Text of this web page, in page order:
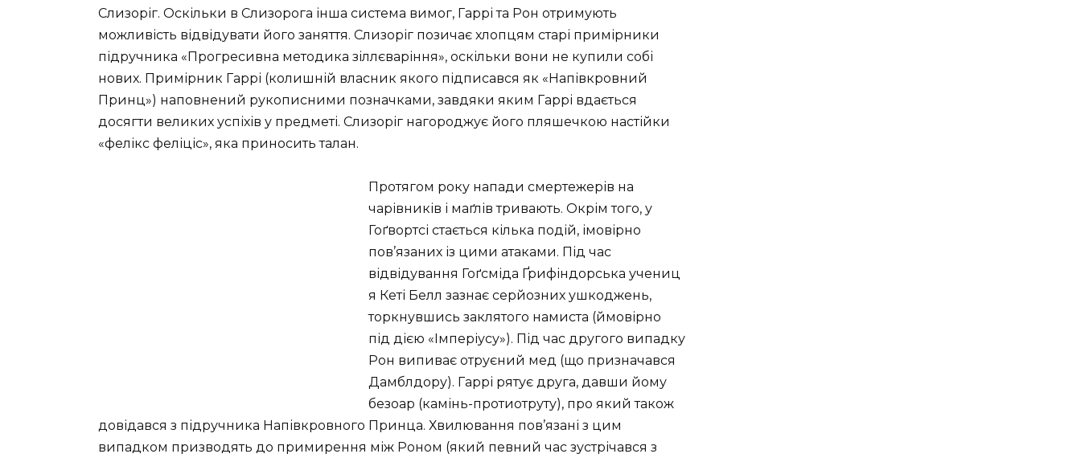
Слизоріг. Оскільки в Слизорога інша система вимог, Гаррі та Рон отримують
можливість відвідувати його заняття. Слизоріг позичає хлопцям старі примірники
підручника «Прогресивна методика зіллєваріння», оскільки вони не купили собі
нових. Примірник Гаррі (колишній власник якого підписався як «Напівкровний
Принц») наповнений рукописними позначками, завдяки яким Гаррі вдається
досягти великих успіхів у предметі. Слизоріг нагороджує його пляшечкою настійки
«фелікс феліціс», яка приносить талан.
Протягом року напади смертежерів на
чарівників і маґлів тривають. Окрім того, у
Гоґвортсі стається кілька подій, імовірно
пов’язаних із цими атаками. Під час
відвідування Гоґсміда Ґрифіндорська учениц
я Кеті Белл зазнає серйозних ушкоджень,
торкнувшись заклятого намиста (ймовірно
під дією «Імперіусу»). Під час другого випадку
Рон випиває отруєний мед (що призначався
Дамблдору). Гаррі рятує друга, давши йому
безоар (камінь-протиотруту), про який також
довідався з підручника Напівкровного Принца. Хвилювання пов’язані з цим
випадком призводять до примирення між Роном (який певний час зустрічався з